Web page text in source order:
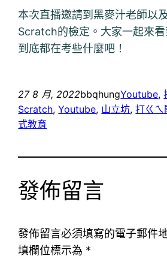
本次直播邀請到黑麥汁老師以
Scratch的檢定。大家一起來
到底都在考些什麼吧！
27 8 月, 2022bbqhungYoutube,
Scratch, Youtube, 山立坊, 打ㄍㄟ
式教育
發佈留言
發佈留言必須填寫的電子郵件
填欄位標示為 *